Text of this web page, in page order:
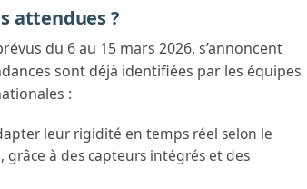
attendues ?
du 6 au 15 mars 2026, s’annoncent
sont déjà identifiées par les équipes
:
leur rigidité en temps réel selon le
à des capteurs intégrés et des